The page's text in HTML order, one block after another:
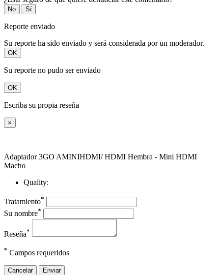
No Sí
Reporte enviado
Su reporte ha sido enviado y será considerada por un moderador.
OK
Su reporte no pudo ser enviado
OK
Escriba su propia reseña
×
Adaptador 3GO AMINIHDMI/ HDMI Hembra - Mini HDMI
Macho
Quality:
Tratamiento*
Su nombre*
Reseña*
* Campos requeridos
Cancelar Enviar